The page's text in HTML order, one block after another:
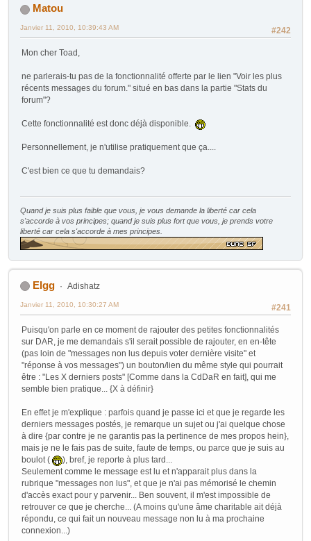
Matou
#242
Janvier 11, 2010, 10:39:43 AM
Mon cher Toad,
ne parlerais-tu pas de la fonctionnalité offerte par le lien "Voir les plus
récents messages du forum." situé en bas dans la partie "Stats du
forum"?
Cette fonctionnalité est donc déjà disponible.
Personnellement, je n'utilise pratiquement que ça....
C'est bien ce que tu demandais?
Quand je suis plus faible que vous, je vous demande la liberté car cela
s'accorde à vos principes; quand je suis plus fort que vous, je prends votre
liberté car cela s'accorde à mes principes.
Elgg Adishatz
#241
Janvier 11, 2010, 10:30:27 AM
Puisqu'on parle en ce moment de rajouter des petites fonctionnalités
sur DAR, je me demandais s'il serait possible de rajouter, en en-tête
(pas loin de "messages non lus depuis voter dernière visite" et
"réponse à vos messages") un bouton/lien du même style qui pourrait
être : "Les X derniers posts" [Comme dans la CdDaR en fait], qui me
semble bien pratique... {X à définir}
En effet je m'explique : parfois quand je passe ici et que je regarde les
derniers messages postés, je remarque un sujet ou j'ai quelque chose
à dire {par contre je ne garantis pas la pertinence de mes propos hein},
mais je ne le fais pas de suite, faute de temps, ou parce que je suis au
boulot (
), bref, je reporte à plus tard...
Seulement comme le message est lu et n'apparait plus dans la
rubrique "messages non lus", et que je n'ai pas mémorisé le chemin
d'accès exact pour y parvenir... Ben souvent, il m'est impossible de
retrouver ce que je cherche... (A moins qu'une âme charitable ait déjà
répondu, ce qui fait un nouveau message non lu à ma prochaine
connexion...)